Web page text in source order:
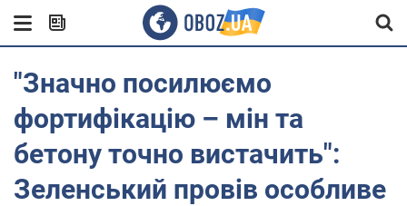
"Значно посилюємо
фортифікацію – мін та
бетону точно вистачить":
Зеленський провів особливе